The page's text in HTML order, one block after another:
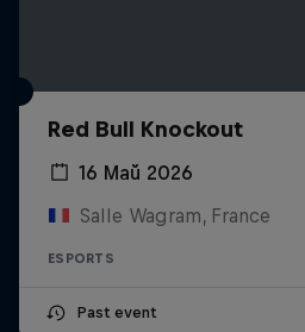
Red Bull Knockout
16 Май 2026
Salle Wagram, France
ESPORTS
Past event